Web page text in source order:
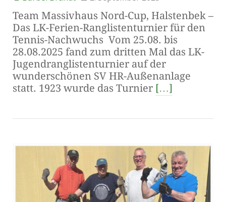
Team Massivhaus Nord-Cup, Halstenbek –
Das LK-Ferien-Ranglistenturnier für den
Tennis-Nachwuchs Vom 25.08. bis
28.08.2025 fand zum dritten Mal das LK-
Jugendranglistenturnier auf der
wunderschönen SV HR-Außenanlage
statt. 1923 wurde das Turnier […]